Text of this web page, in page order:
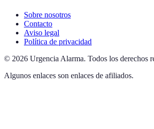
Sobre nosotros
Contacto
Aviso legal
Política de privacidad
© 2026 Urgencia Alarma. Todos los derechos
Algunos enlaces son enlaces de afiliados.